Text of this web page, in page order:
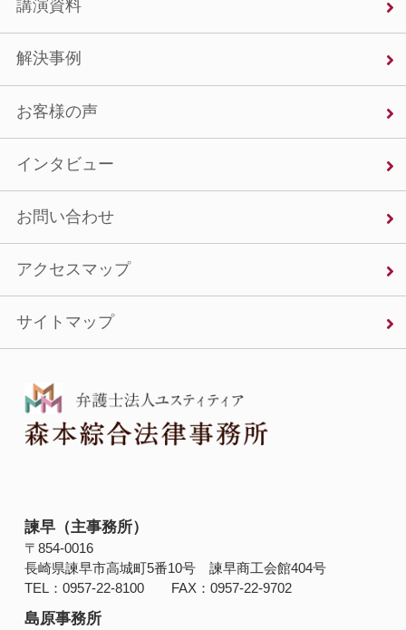
講演資料
解決事例
お客様の声
インタビュー
お問い合わせ
アクセスマップ
サイトマップ
諫早（主事務所）
〒854‐0016
長崎県諫早市高城町5番10号 諫早商工会館404号
TEL：0957-22-8100 FAX：0957-22-9702
島原事務所